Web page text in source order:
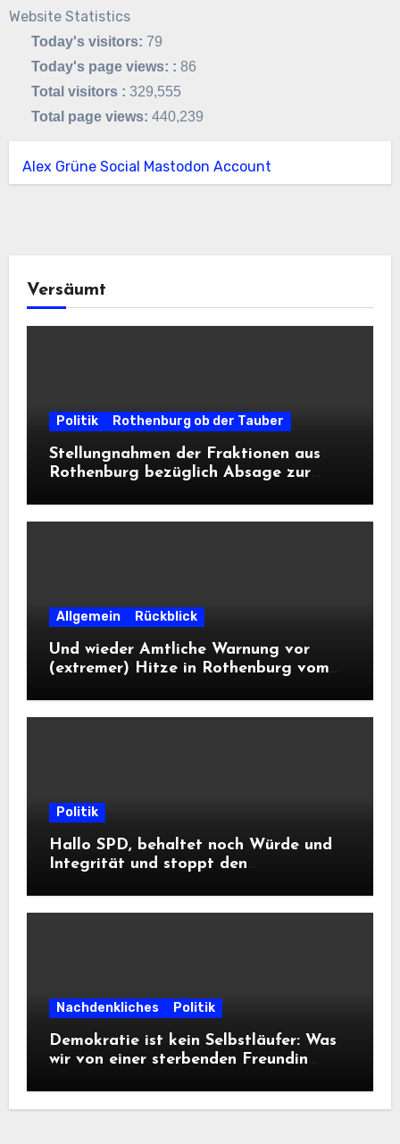
Website Statistics
Today's visitors: 79
Today's page views: :86
Total visitors :329,555
Total page views:440,239
Alex Grüne Social Mastodon Account
Versäumt
Politik Rothenburg ob der Tauber
Stellungnahmen der Fraktionen aus
Rothenburg bezüglich Absage zur
Allgemein Rückblick
Und wieder Amtliche Warnung vor
(extremer) Hitze in Rothenburg vom
Politik
Hallo SPD, behaltet noch Würde und
Integrität und stoppt den
Informationsfreiheit!
Nachdenkliches Politik
Demokratie ist kein Selbstläufer: Was
wir von einer sterbenden Freundin